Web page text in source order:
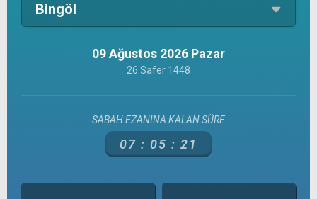
Bingöl
09 Ağustos 2026 Pazar
26 Safer 1448
SABAH EZANINA KALAN SÜRE
07 : 05 : 21